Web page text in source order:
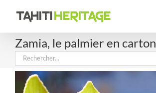
Zamia, le palmier en carton
Rechercher: